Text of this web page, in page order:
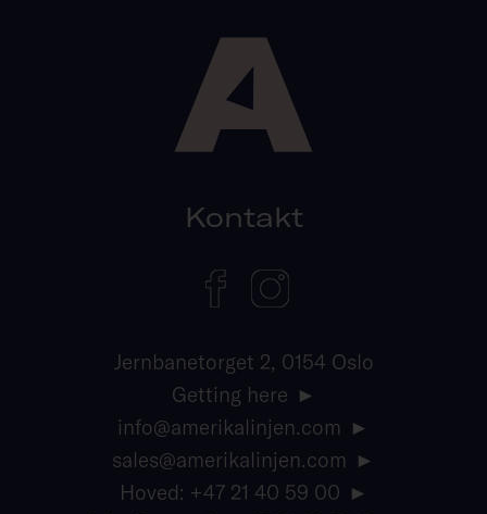
Kontakt
Jernbanetorget 2, 0154 Oslo
Getting here
info@amerikalinjen.com
sales@amerikalinjen.com
Hoved: +47 21 40 59 00